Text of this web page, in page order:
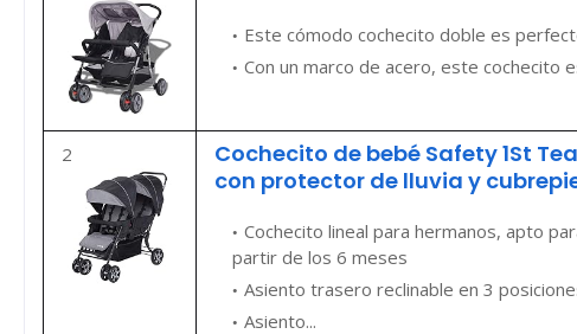
Este cómodo cochecito doble es
Con un marco de acero, este cochecito
2
Cochecito de bebé Safety 1St
con protector de lluvia y
Cochecito lineal para hermanos, apto
partir de los 6 meses
Asiento trasero reclinable en 3
Asiento...